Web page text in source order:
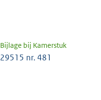
Bijlage bij Kamerstuk
29515 nr. 481